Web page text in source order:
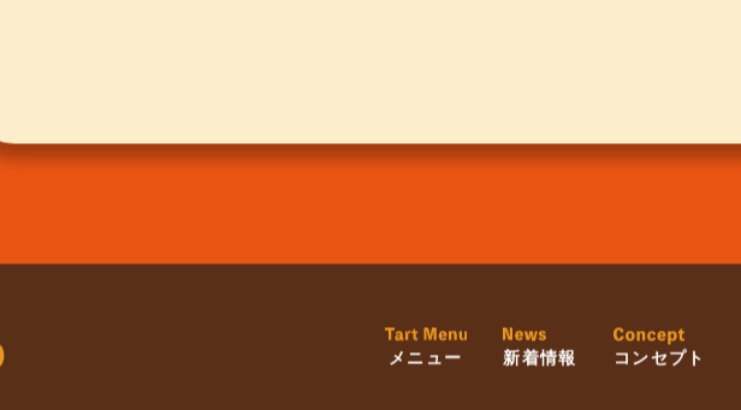
メニュー 新着情報 コンセプト